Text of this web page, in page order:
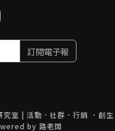
訂閱電子報
室 | 活動．社群．行銷 ．創生
by 路老闆